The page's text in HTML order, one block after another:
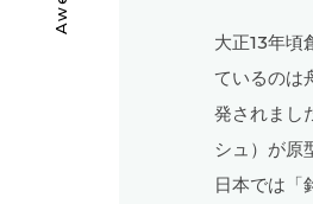
大正13年頃
ているのは
発されまし
シュ）が原
日本では「